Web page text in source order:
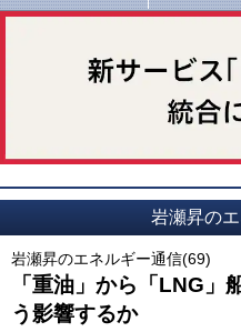
岩瀬昇の
岩瀬昇のエネルギー通信(69)
「重油」から「LNG」
う影響するか